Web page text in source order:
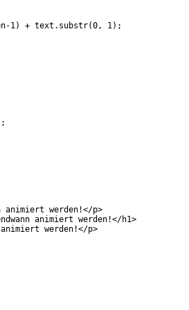
1) + text.substr(0, 1);
animiert werden!</p>
animiert werden!</h1>
werden!</p>